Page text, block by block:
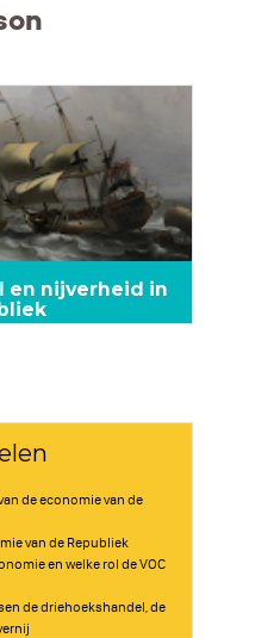
en nijverheid in
de economie van de
van de Republiek
en welke rol de VOC
de driehoekshandel, de